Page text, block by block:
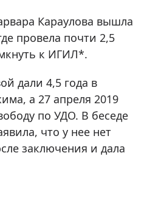
Караулова вышла
провела почти 2,5
к ИГИЛ*.
дали 4,5 года в
а 27 апреля 2019
по УДО. В беседе
что у нее нет
заключения и дала